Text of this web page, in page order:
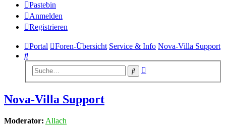
Pastebin
Anmelden
Registrieren
Portal Foren-Übersicht Service & Info Nova-Villa Support
Suche
Suche
Nova-Villa Support
Moderator: Allach